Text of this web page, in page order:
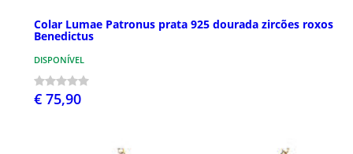
Colar Lumae Patronus prata 925 dourada zircões roxos
Benedictus
DISPONÍVEL
€ 75,90